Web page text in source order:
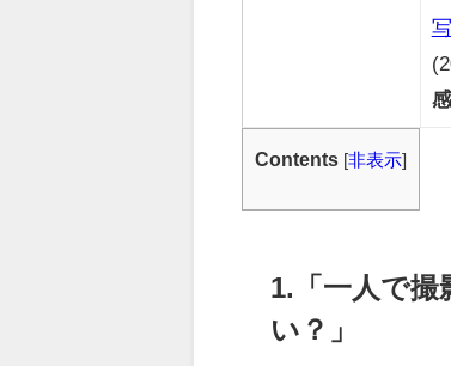
Contents [非表示
1.「一人で
い？」